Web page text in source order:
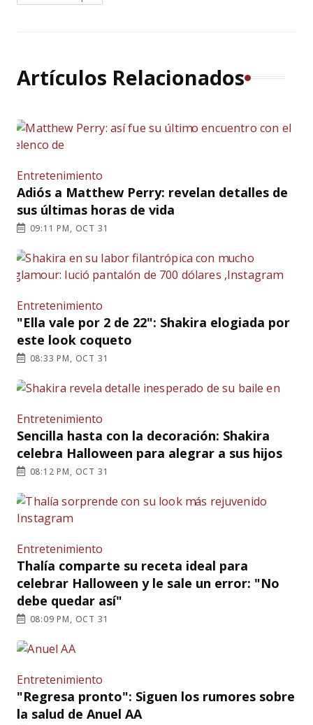
Artículos Relacionados
Entretenimiento
Adiós a Matthew Perry: revelan detalles de
sus últimas horas de vida
09:11 PM, OCT 31
Entretenimiento
"Ella vale por 2 de 22": Shakira elogiada por
este look coqueto
08:33 PM, OCT 31
Entretenimiento
Sencilla hasta con la decoración: Shakira
celebra Halloween para alegrar a sus hijos
08:12 PM, OCT 31
Entretenimiento
Thalía comparte su receta ideal para
celebrar Halloween y le sale un error: "No
debe quedar así"
08:09 PM, OCT 31
Entretenimiento
"Regresa pronto": Siguen los rumores sobre
la salud de Anuel AA